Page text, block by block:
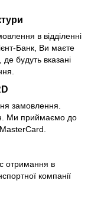
в відділенні
Банк, Ви маєте
будуть вказані
замовлення.
Ми приймаємо до
отримання в
компанії